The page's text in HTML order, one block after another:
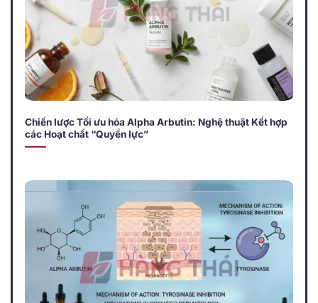
Chiến lược Tối ưu hóa Alpha Arbutin: Nghệ thuật Kết hợp
các Hoạt chất “Quyền lực”